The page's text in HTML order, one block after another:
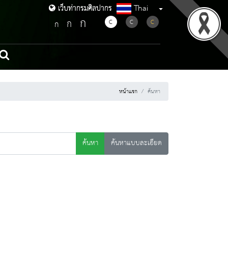
เว็บท่ากรมศิลปากร
เว็บท่ากรมศิลปากร Thai
ก ก ก C C C
หน้าแรก ค้นหา
ค้นหา
ค้นหาแบบละเอียด